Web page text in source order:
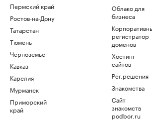
Пермский край
Ростов-на-Дону
Татарстан
Тюмень
Черноземье
Кавказ
Карелия
Мурманск
Приморский
край
Облако для
бизнеса
регистратор
доменов
Хостинг
сайтов
Рег.решения
Знакомства
Сайт
знакомств
podbor.ru